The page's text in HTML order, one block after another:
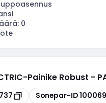
uppoasennus
0
-Painike Robust -
Kopioi
Sonepar-ID